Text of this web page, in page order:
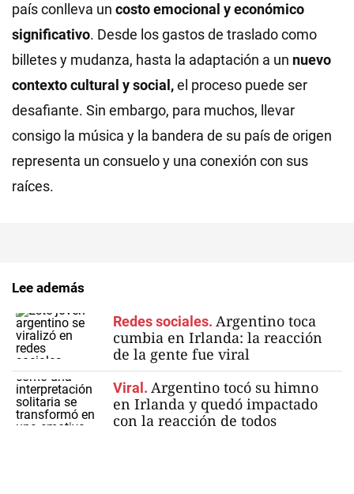
país conlleva un costo emocional y económico
significativo. Desde los gastos de traslado como
billetes y mudanza, hasta la adaptación a un nuevo
contexto cultural y social,el proceso puede ser
desafiante. Sin embargo, para muchos, llevar
consigo la música y la bandera de su país de origen
representa un consuelo y una conexión con sus
raíces.
Lee además
Redes sociales. Argentino toca
cumbia en Irlanda: la reacción
de la gente fue viral
Viral. Argentino tocó su himno
en Irlanda y quedó impactado
con la reacción de todos